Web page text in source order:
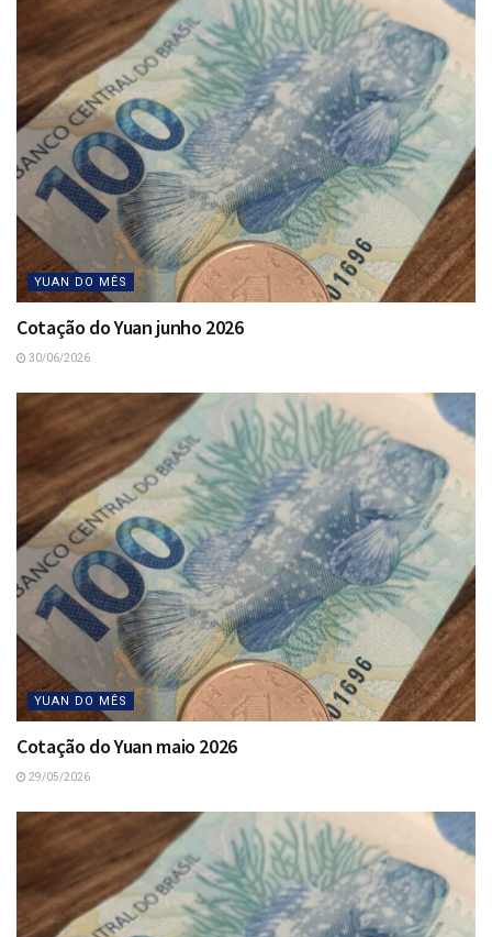
YUAN DO MÊS
Cotação do Yuan junho 2026
30/06/2026
YUAN DO MÊS
Cotação do Yuan maio 2026
29/05/2026